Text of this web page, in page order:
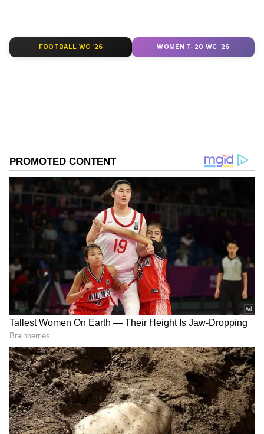
Related Articles
DOWNLOAD APP
RECOMMENDED STORIES
Love and War: లవ్ అండ్ వార్ Samantha Pregnancy: సారీ,
FOOTBALL WC '26 WOMEN T-20 WC '26